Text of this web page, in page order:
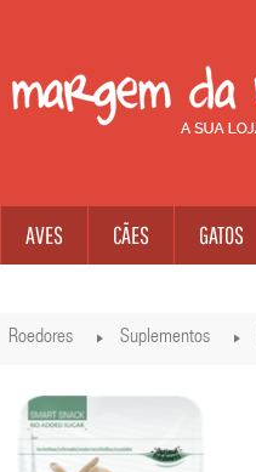
AVES CÃES GATOS
Roedores Suplementos